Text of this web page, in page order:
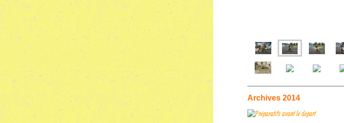
Archives 2014